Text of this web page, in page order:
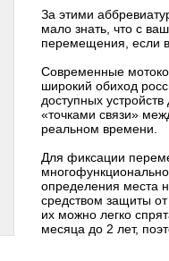
За этими
мало знать, что с
перемещения, если
Современные
широкий обиход
доступных
«точками связи»
реальном времени.
Для фиксации
определения места
средством защиты
их можно легко
месяца до 2 лет,